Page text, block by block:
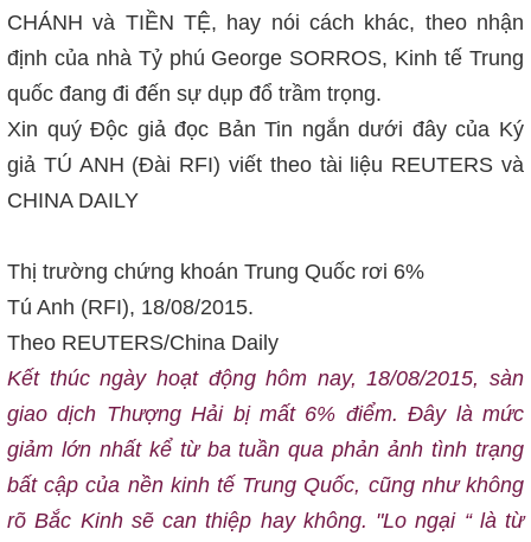
CHÁNH và TIỀN TỆ, hay nói cách khác, theo nhận
định của nhà Tỷ phú George SORROS, Kinh tế Trung
quốc đang đi đến sự dụp đổ trầm trọng.
Xin quý Độc giả đọc Bản Tin ngắn dưới đây của Ký
giả TÚ ANH (Đài RFI) viết theo tài liệu REUTERS và
CHINA DAILY
Thị trường chứng khoán Trung Quốc rơi 6%
Tú Anh (RFI), 18/08/2015.
Theo REUTERS/China Daily
Kết thúc ngày hoạt động hôm nay, 18/08/2015, sàn
giao dịch Thượng Hải bị mất 6% điểm. Đây là mức
giảm lớn nhất kể từ ba tuần qua phản ảnh tình trạng
bất cập của nền kinh tế Trung Quốc, cũng như không
rõ Bắc Kinh sẽ can thiệp hay không. "Lo ngại “ là từ